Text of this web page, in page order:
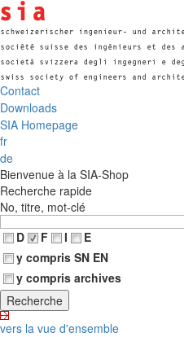
Contact
Downloads
SIA Homepage
fr
de
Bienvenue à la SIA-Shop
Recherche rapide
No, titre, mot-clé
D
F I
E
y compris SN EN
y compris archives
vers la vue d'ensemble